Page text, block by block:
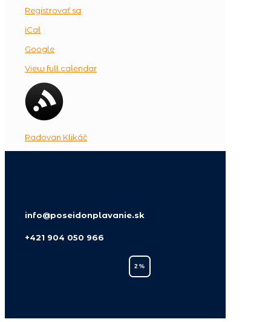
Registrovať sa
iCal
Google
View full calendar
Radovan Klikáč
info@poseidonplavanie.sk
+421 904 050 966
2 %